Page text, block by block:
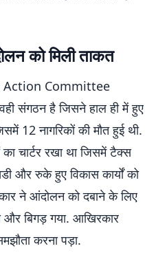
को मिली ताकत
Action Committee
संगठन है जिसने हाल ही में हुए
12 नागरिकों की मौत हुई थी.
चार्टर रखा था जिसमें टैक्स
और रुके हुए विकास कार्यों को
ने आंदोलन को दबाने के लिए
और बिगड़ गया. आखिरकार
करना पड़ा.